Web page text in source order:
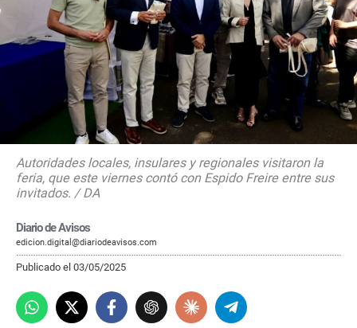
Autoridades locales, insulares y regionales visitaron la
feria, que este viernes contó con Espido Freire entre sus
invitados. / DA
Diario de Avisos
edicion.digital@diariodeavisos.com
Publicado el 03/05/2025